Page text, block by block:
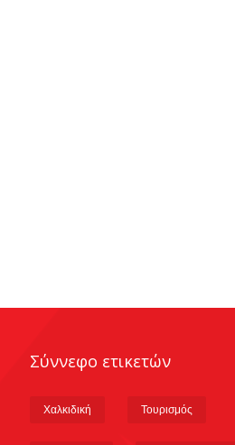
Σύννεφο ετικετών
Χαλκιδική Τουρισμός